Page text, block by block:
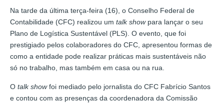
Na tarde da última terça-feira (16), o Conselho Federal de
Contabilidade (CFC) realizou um talk showpara lançar o seu
Plano de Logística Sustentável (PLS). O evento, que foi
prestigiado pelos colaboradores do CFC, apresentou formas de
como a entidade pode realizar práticas mais sustentáveis não
só no trabalho, mas também em casa ou na rua.
O talk showfoi mediado pelo jornalista do CFC Fabrício Santos
e contou com as presenças da coordenadora da Comissão